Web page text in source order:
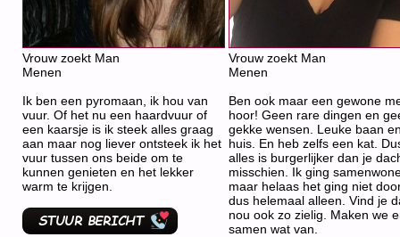
Vrouw zoekt Man
Menen
Ik ben een pyromaan, ik hou van
vuur. Of het nu een haardvuur of
een kaarsje is ik steek alles graag
aan maar nog liever ontsteek ik het
vuur tussen ons beide om te
kunnen genieten en het lekker
warm te krijgen.
Vrouw zoekt Man
Menen
Ben ook maar een gewone
hoor! Geen rare dingen en
gekke wensen. Leuke baan
huis. En heb zelfs een kat.
alles is burgerlijker dan je
misschien. Ik ging
maar helaas het ging niet
dus helemaal alleen. Vind je
nou ook zo zielig. Maken we
samen wat van.